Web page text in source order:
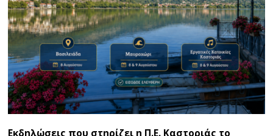
Εκδηλώσεις που στηρίζει η Π.Ε. Καστοριάς το